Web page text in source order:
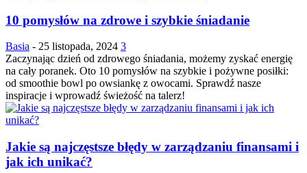
10 pomysłów na zdrowe i szybkie śniadanie
Basia - 25 listopada, 2024 3
Zaczynając dzień od zdrowego śniadania, możemy zyskać energię
na cały poranek. Oto 10 pomysłów na szybkie i pożywne posiłki:
od smoothie bowl po owsiankę z owocami. Sprawdź nasze
inspiracje i wprowadź świeżość na talerz!
Jakie są najczęstsze błędy w zarządzaniu finansami i
jak ich unikać?